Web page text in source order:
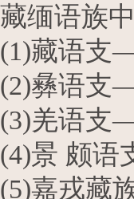
藏缅语族
(1)藏语支
(2)彝语支
(3)羌语支
(4)景 颇
(5)嘉戎藏